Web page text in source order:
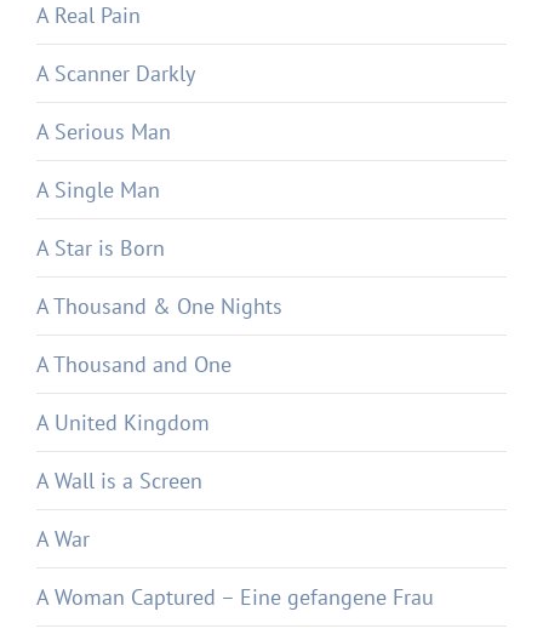
A Real Pain
A Scanner Darkly
A Serious Man
A Single Man
A Star is Born
A Thousand & One Nights
A Thousand and One
A United Kingdom
A Wall is a Screen
A War
A Woman Captured – Eine gefangene Frau